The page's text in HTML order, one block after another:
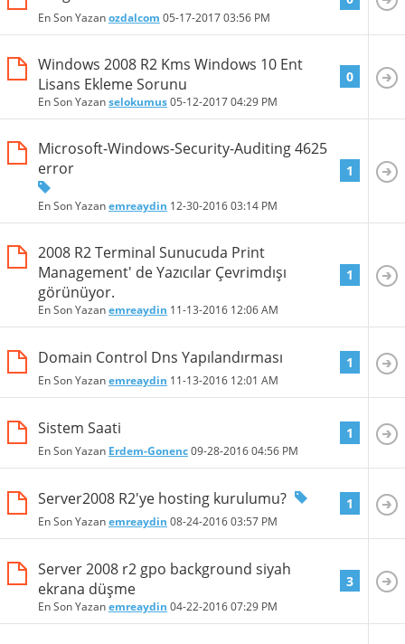
En Son Yazanozdalcom 05-17-201703:56 PM
Windows 2008 R2 Kms Windows 10 Ent
Lisans Ekleme Sorunu
En Son Yazanselokumus05-12-201704:29 PM
0
Microsoft-Windows-Security-Auditing 4625
error
En Son Yazanemreaydin 12-30-201603:14 PM
1
2008 R2 Terminal Sunucuda Print
Management' de Yazıcılar Çevrimdışı
görünüyor.
En Son Yazanemreaydin 11-13-2016 12:06 AM
1
Domain Control Dns Yapılandırması
En Son Yazanemreaydin 11-13-2016 12:01 AM
1
Sistem Saati
En Son Yazan Erdem-Gonenc09-28-201604:56 PM
1
Server2008 R2'ye hosting kurulumu?
En Son Yazanemreaydin 08-24-201603:57 PM
1
Server 2008 r2 gpo background siyah
ekrana düşme
En Son Yazanemreaydin 04-22-201607:29 PM
3